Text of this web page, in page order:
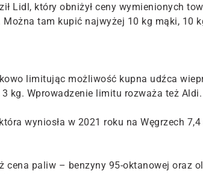
Lidl, który obniżył ceny wymienionych
tam kupić najwyżej 10 kg mąki, 10
limitując możliwość kupna udźca
kg. Wprowadzenie limitu rozważa też Aldi.
wyniosła w 2021 roku na Węgrzech 7,4
paliw – benzyny 95-oktanowej oraz